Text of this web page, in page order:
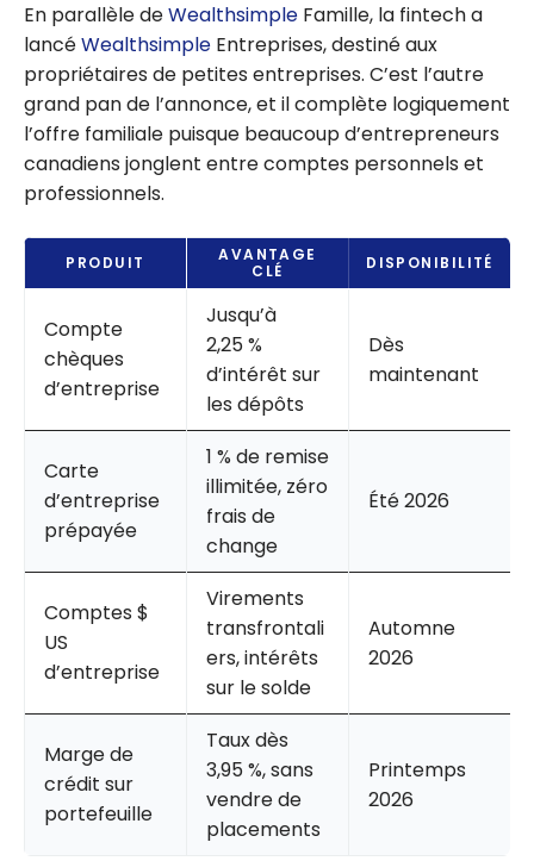
En parallèle deWealthsimple Famille, la fintech a
lancéWealthsimple Entreprises, destiné aux
propriétaires de petites entreprises. C’est l’autre
grand pan de l’annonce, et il complète logiquement
l’offre familiale puisque beaucoup d’entrepreneurs
canadiens jonglent entre comptes personnels et
professionnels.
PRODUIT
AVANTAGE
CLÉ
DISPONIBILITÉ
Compte
chèques
d’entreprise
Jusqu’à
2,25 %
d’intérêt sur
les dépôts
Dès
maintenant
Carte
d’entreprise
prépayée
1 % de remise
illimitée, zéro
frais de
change
Été 2026
Comptes $
US
d’entreprise
Virements
transfrontali
ers, intérêts
sur le solde
Automne
2026
Marge de
crédit sur
portefeuille
Taux dès
3,95 %, sans
vendre de
placements
Printemps
2026